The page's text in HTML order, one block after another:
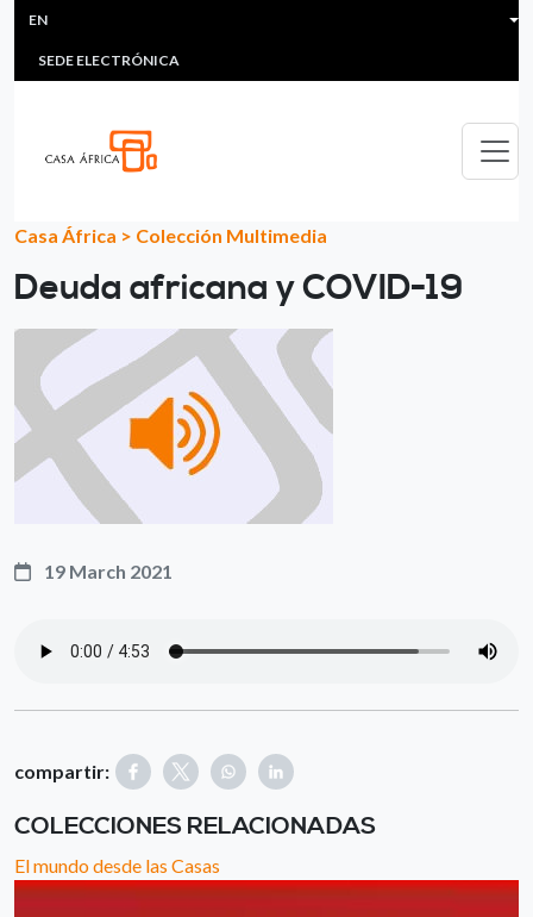
Skip to main content
HEADER MENU
MULTIMEDIA
SEDE ELECTRÓNICA
EN
Casa África > Colección Multimedia
Deuda africana y COVID-19
19 March 2021
compartir:
COLECCIONES RELACIONADAS
El mundo desde las Casas